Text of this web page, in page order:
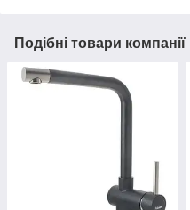
Подібні товари компанії